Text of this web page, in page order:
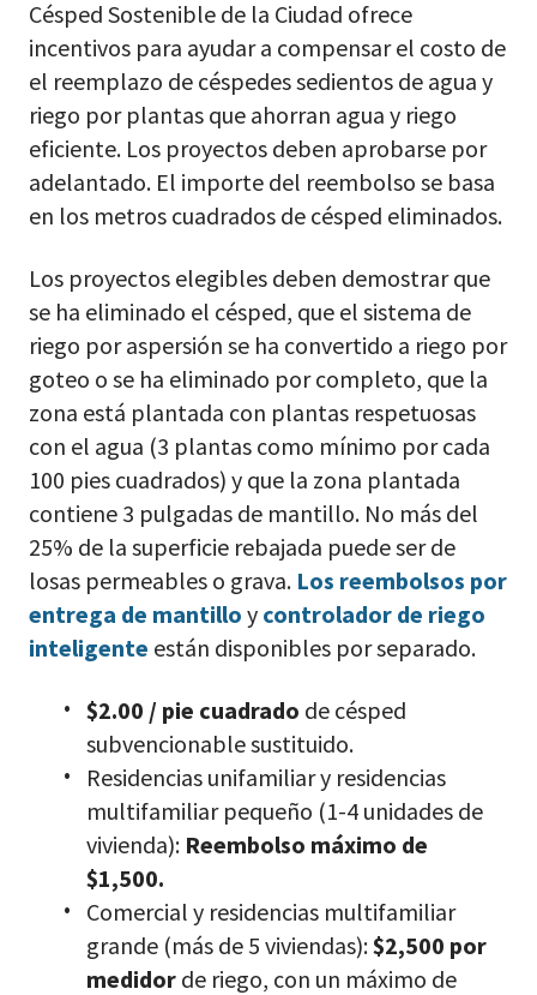
Césped Sostenible de la Ciudad ofrece
incentivos para ayudar a compensar el costo de
el reemplazo de céspedes sedientos de agua y
riego por plantas que ahorran agua y riego
eficiente. Los proyectos deben aprobarse por
adelantado. El importe del reembolso se basa
en los metros cuadrados de césped eliminados.
Los proyectos elegibles deben demostrar que
se ha eliminado el césped, que el sistema de
riego por aspersión se ha convertido a riego por
goteo o se ha eliminado por completo, que la
zona está plantada con plantas respetuosas
con el agua (3 plantas como mínimo por cada
100 pies cuadrados) y que la zona plantada
contiene 3 pulgadas de mantillo. No más del
25% de la superficie rebajada puede ser de
losas permeables o grava. Los reembolsos por
entrega de mantillo y controlador de riego
inteligente están disponibles por separado.
$2.00 / pie cuadrado de césped
subvencionable sustituido.
Residencias unifamiliar y residencias
multifamiliar pequeño (1-4 unidades de
vivienda): Reembolso máximo de
$1,500.
Comercial y residencias multifamiliar
grande (más de 5 viviendas):$2,500 por
medidor de riego, con un máximo de